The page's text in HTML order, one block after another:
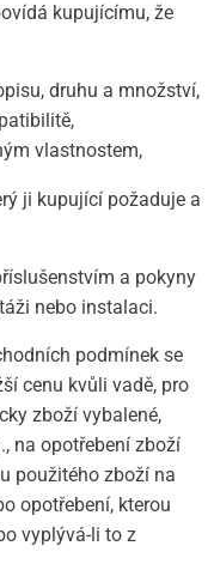
kupujícímu, že
druhu a množství,
vlastnostem,
ji kupující požaduje a
a pokyny
nebo instalaci.
podmínek se
cenu kvůli vadě, pro
zboží vybalené,
na opotřebení zboží
použitého zboží na
opotřebení, kterou
vyplývá-li to z